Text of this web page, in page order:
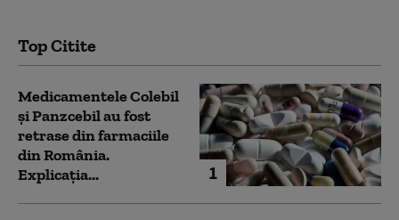
Top Citite
1
Medicamentele Colebil
și Panzcebil au fost
retrase din farmaciile
din România.
Explicația...